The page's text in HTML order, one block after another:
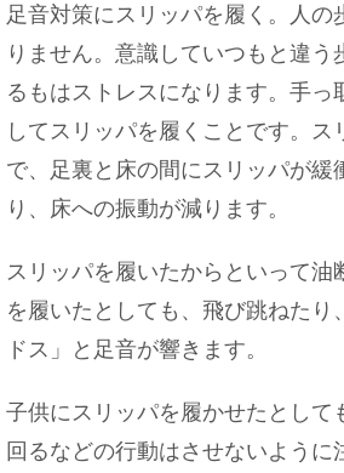
メガネの鼻部分の違和感
ご紹介
足音対策にスリッパを履く。人の
りません。意識していつもと違う
るもはストレスになります。手っ
してスリッパを履くことです。ス
で、足裏と床の間にスリッパが緩
り、床への振動が減ります。
スリッパを履いたからといって油
を履いたとしても、飛び跳ねたり
ドス」と足音が響きます。
子供にスリッパを履かせたとして
回るなどの行動はさせないように